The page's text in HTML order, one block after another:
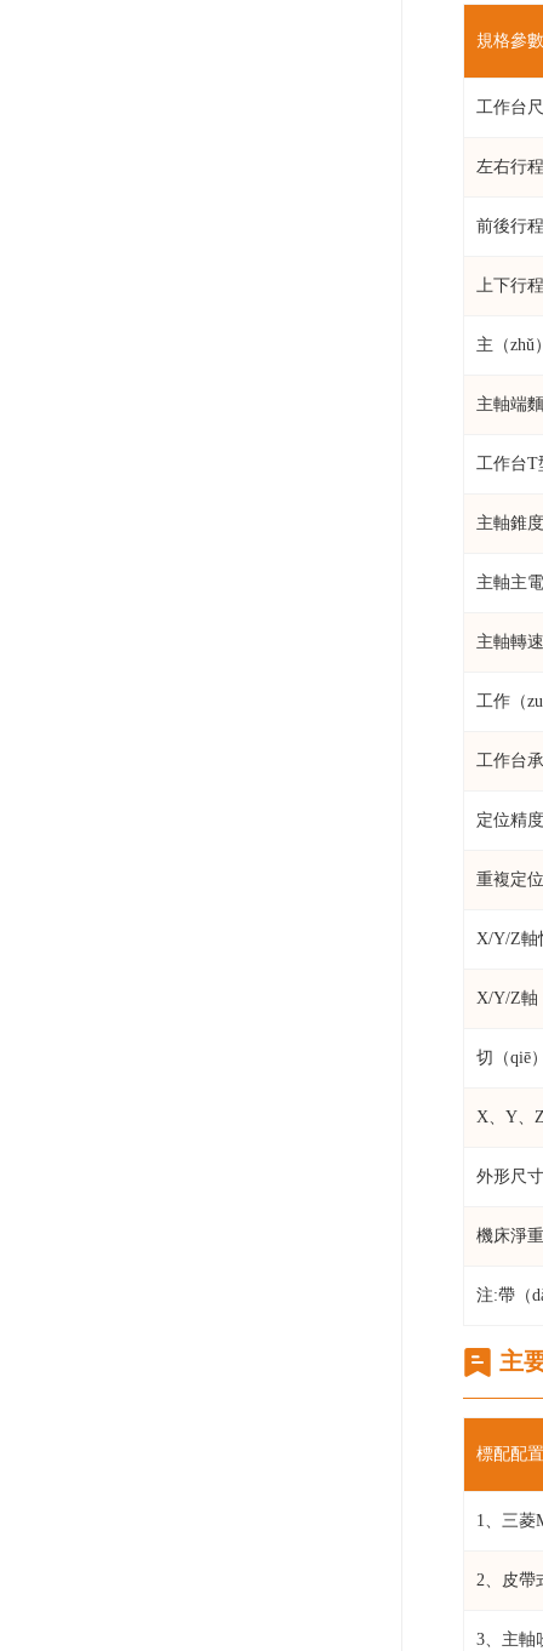
規格參
工作台
左右行
前後行
上下行
主（zhǔ
主軸端
工作台T
主軸錐
主軸主
主軸轉速
工作（
工作台
定位精度
重複定
X/Y/Z軸
X/Y/Z軸
切（qiē
X、Y、
外形尺
機床淨重
注:帶（
主
標配配
1、三菱
2、皮帶
3、主軸